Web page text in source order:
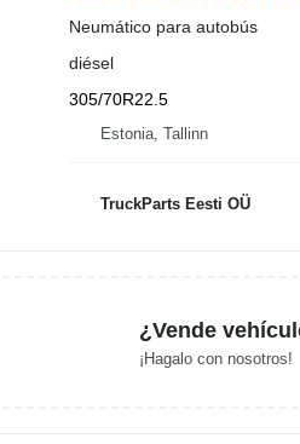
Neumático para autobús
diésel
305/70R22.5
Estonia, Tallinn
TruckParts Eesti OÜ
¿Vende
¡Hagalo con nosotros!